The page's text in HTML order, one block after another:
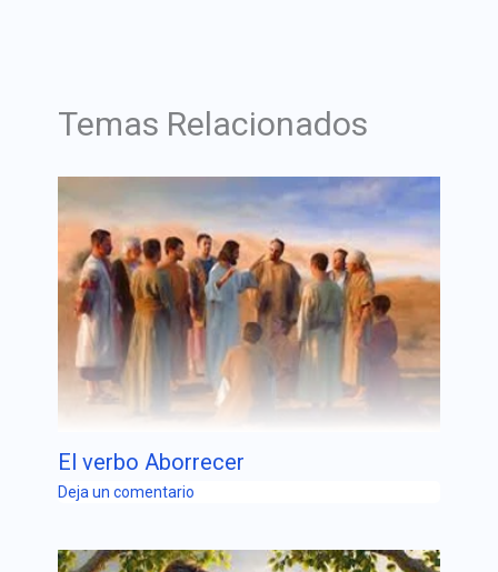
Temas Relacionados
El verbo Aborrecer
Deja un comentario